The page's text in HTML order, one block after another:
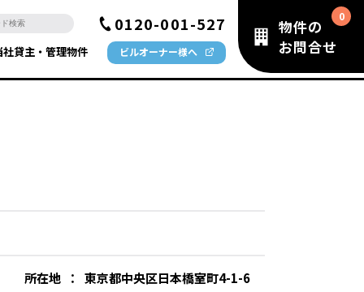
0120-001-527
社貸主・管理物件 ビルオーナー様へ
物件の
お問合せ
所在地 ：
東京都中央区日本橋室町4-1-6